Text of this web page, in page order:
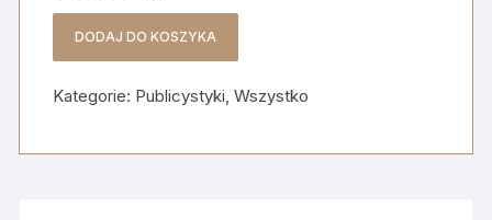
ilość
i
czasu
DODAJ DO KOSZYKA
Kategorie: Publicystyki ,Wszystko